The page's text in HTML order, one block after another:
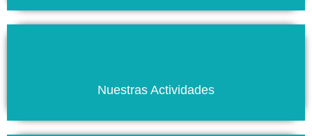
Nuestras Actividades